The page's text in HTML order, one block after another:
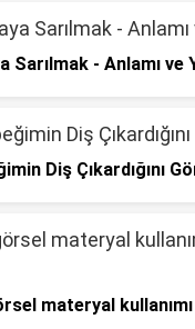
Sarılmak - Anlamı ve
Diş Çıkardığını
materyal